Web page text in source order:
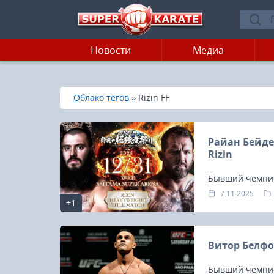
Новости Медиа
Главная
»
Облако тегов » Rizin FF
+1
Райан
Rizin
Бывший
31 декабря на
7.11.2025
Витор
Бывший